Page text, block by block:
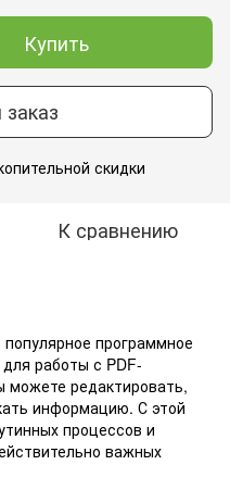
Купить
скидки
К сравнению
популярное программное
работы с PDF-
редактировать,
информацию. С этой
процессов и
важных